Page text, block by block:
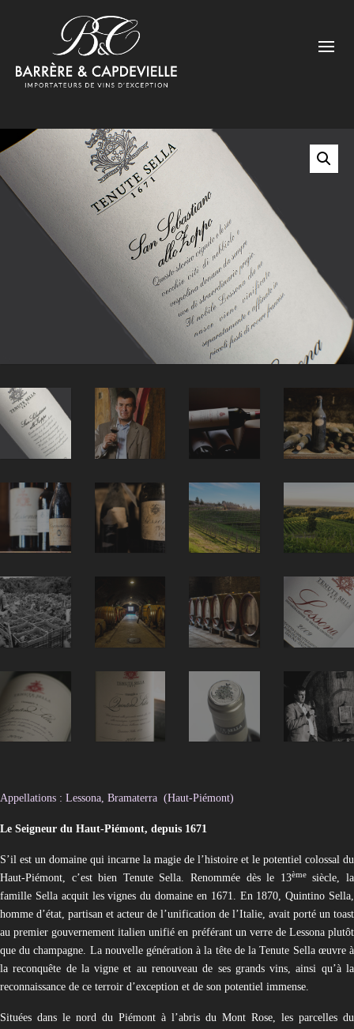
Appellations : Lessona, Bramaterra (Haut-Piémont)
Le Seigneur du Haut-Piémont, depuis 1671
S’il est un domaine qui incarne la magie de l’histoire et le potentiel colossal du
Haut-Piémont, c’est bien Tenute Sella. Renommée dès le 13èmesiècle, la
famille Sella acquit les vignes du domaine en 1671. En 1870, Quintino Sella,
homme d’état, partisan et acteur de l’unification de l’Italie, avait porté un toast
au premier gouvernement italien unifié en préférant un verre de Lessona plutôt
que du champagne. La nouvelle génération à la tête de la Tenute Sella œuvre à
la reconquête de la vigne et au renouveau de ses grands vins, ainsi qu’à la
reconnaissance de ce terroir d’exception et de son potentiel immense.
Situées dans le nord du Piémont à l’abris du Mont Rose, les parcelles du